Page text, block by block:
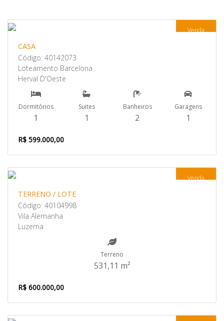
Venda
CASA
Código: 40142073
Loteamento Barcelona
Herval D'Oeste
Dormitórios
1
Suites
1
Banheiros
2
Garagens
1
R$ 599.000,00
Venda
TERRENO / LOTE
Código: 40104998
Vila Alemanha
Luzerna
Terreno
531,11 m²
R$ 600.000,00